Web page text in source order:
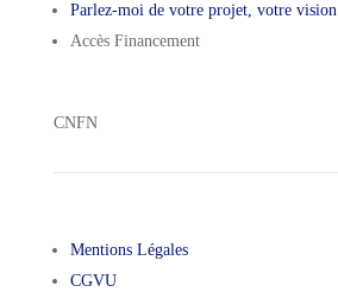
Parlez-moi de votre projet, votre vision
Accès Financement
CNFN
Mentions Légales
CGVU